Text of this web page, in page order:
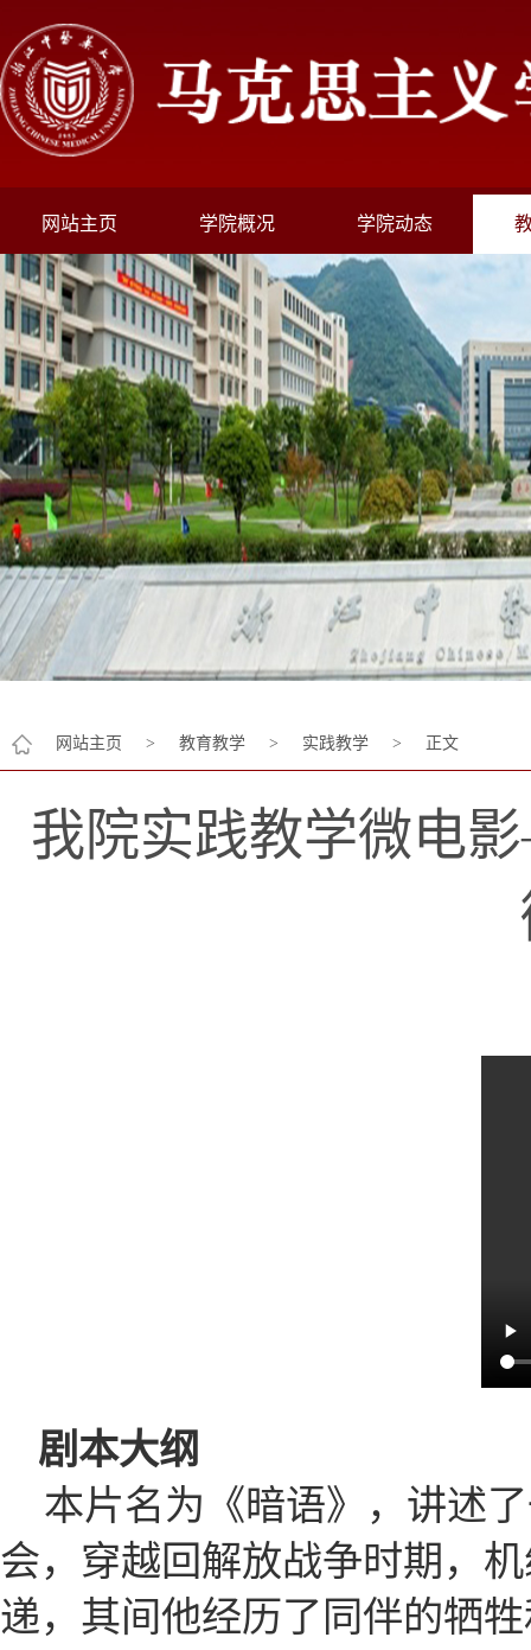
网站主页 学院概况 学院动态
网站主页 > 教育教学 > 实践教学 > 正文
我院实践教学微电
剧本大纲
本片名为《暗语》，讲述
会，穿越回解放战争时期，
递，其间他经历了同伴的牺